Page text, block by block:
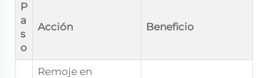
P
a
s
o
Acción Beneficio
Remoje en